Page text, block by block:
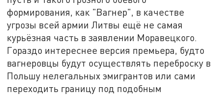
формирования, как "Вагнер", в качестве
угрозы всей армии Литвы ещё не самая
курьёзная часть в заявлении Моравецкого.
Гораздо интереснее версия премьера, будто
вагнеровцы будут осуществлять переброску в
Польшу нелегальных эмигрантов или сами
переходить границу под подобным